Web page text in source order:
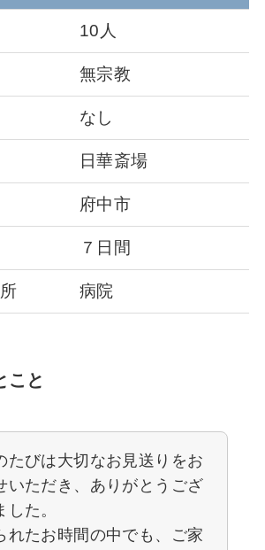
10人
無宗教
なし
日華斎場
府中市
７日間
病院
こと
たびは大切なお見送りをお
いただき、ありがとうござ
した。
れたお時間の中でも、ご家